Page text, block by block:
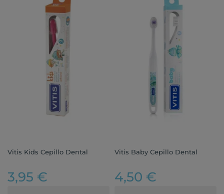
Vitis Kids Cepillo Dental
3,95 €
Vitis Baby Cepillo Dental
4,50 €